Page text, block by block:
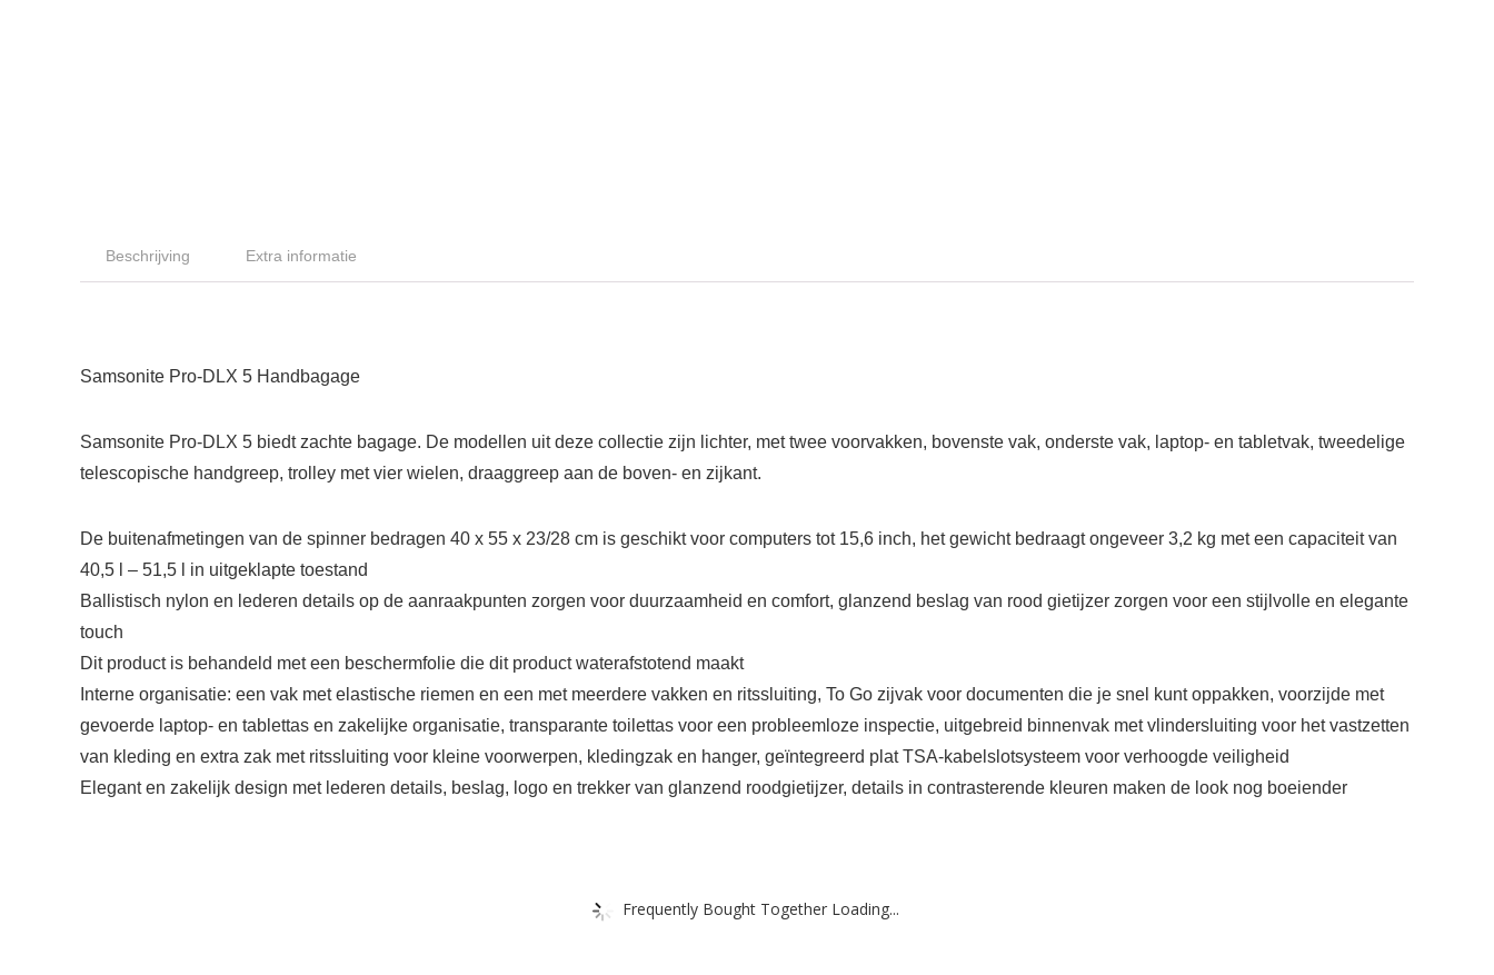
Beschrijving Extra informatie
Samsonite Pro-DLX 5 Handbagage
Samsonite Pro-DLX 5 biedt zachte bagage. De modellen uit deze collectie zijn lichter, met twee voorvakken, bovenste vak, onderste vak, laptop- en tabletvak, tweedelige
telescopische handgreep, trolley met vier wielen, draaggreep aan de boven- en zijkant.
De buitenafmetingen van de spinner bedragen 40 x 55 x 23/28 cm is geschikt voor computers tot 15,6 inch, het gewicht bedraagt ongeveer 3,2 kg met een capaciteit van
40,5 l – 51,5 l in uitgeklapte toestand
Ballistisch nylon en lederen details op de aanraakpunten zorgen voor duurzaamheid en comfort, glanzend beslag van rood gietijzer zorgen voor een stijlvolle en elegante
touch
Dit product is behandeld met een beschermfolie die dit product waterafstotend maakt
Interne organisatie: een vak met elastische riemen en een met meerdere vakken en ritssluiting, To Go zijvak voor documenten die je snel kunt oppakken, voorzijde met
gevoerde laptop- en tablettas en zakelijke organisatie, transparante toilettas voor een probleemloze inspectie, uitgebreid binnenvak met vlindersluiting voor het vastzetten
van kleding en extra zak met ritssluiting voor kleine voorwerpen, kledingzak en hanger, geïntegreerd plat TSA-kabelslotsysteem voor verhoogde veiligheid
Elegant en zakelijk design met lederen details, beslag, logo en trekker van glanzend roodgietijzer, details in contrasterende kleuren maken de look nog boeiender
Frequently Bought Together Loading...